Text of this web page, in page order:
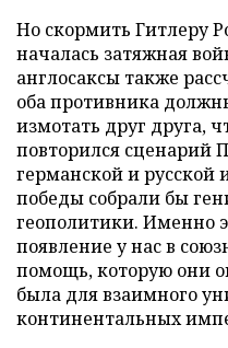
Но скормить Гитлеру
началась затяжная
англосаксы также
оба противника
измотать друг друга,
повторился сценарий
германской и
победы собрали бы
геополитики. Именно
появление у нас в
помощь, которую они
была для взаимного
континентальных